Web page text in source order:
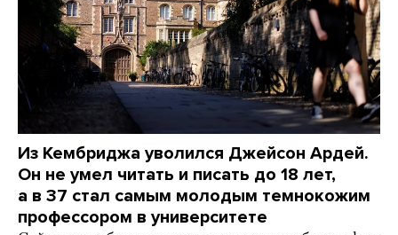
Из Кембриджа уволился Джейсон Ардей.
Он не умел читать и писать до 18 лет,
а в 37 стал самым молодым темнокожим
профессором в университете